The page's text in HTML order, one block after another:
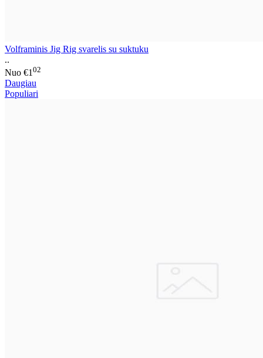
Volframinis Jig Rig svarelis su suktuku
..
Nuo €1 02
Daugiau
Populiari